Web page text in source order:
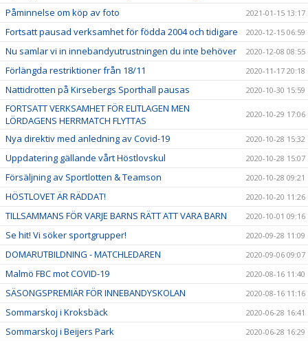
Påminnelse om köp av foto 2021-01-15 13:17
Fortsatt pausad verksamhet för födda 2004 och tidigare 2020-12-15 06:59
Nu samlar vi in innebandyutrustningen du inte behöver 2020-12-08 08:55
Förlängda restriktioner från 18/11 2020-11-17 20:18
Nattidrotten på Kirsebergs Sporthall pausas 2020-10-30 15:59
FORTSATT VERKSAMHET FÖR ELITLAGEN MEN
LÖRDAGENS HERRMATCH FLYTTAS
2020-10-29 17:06
Nya direktiv med anledning av Covid-19 2020-10-28 15:32
Uppdatering gällande vårt Höstlovskul 2020-10-28 15:07
Försäljning av Sportlotten & Teamson 2020-10-28 09:21
HÖSTLOVET ÄR RÄDDAT! 2020-10-20 11:26
TILLSAMMANS FÖR VARJE BARNS RÄTT ATT VARA BARN 2020-10-01 09:16
Se hit! Vi söker sportgrupper! 2020-09-28 11:09
DOMARUTBILDNING - MATCHLEDAREN 2020-09-06 09:07
Malmö FBC mot COVID-19 2020-08-16 11:40
SÄSONGSPREMIÄR FÖR INNEBANDYSKOLAN 2020-08-16 11:16
Sommarskoj i Kroksbäck 2020-06-28 16:41
Sommarskoj i Beijers Park 2020-06-28 16:29